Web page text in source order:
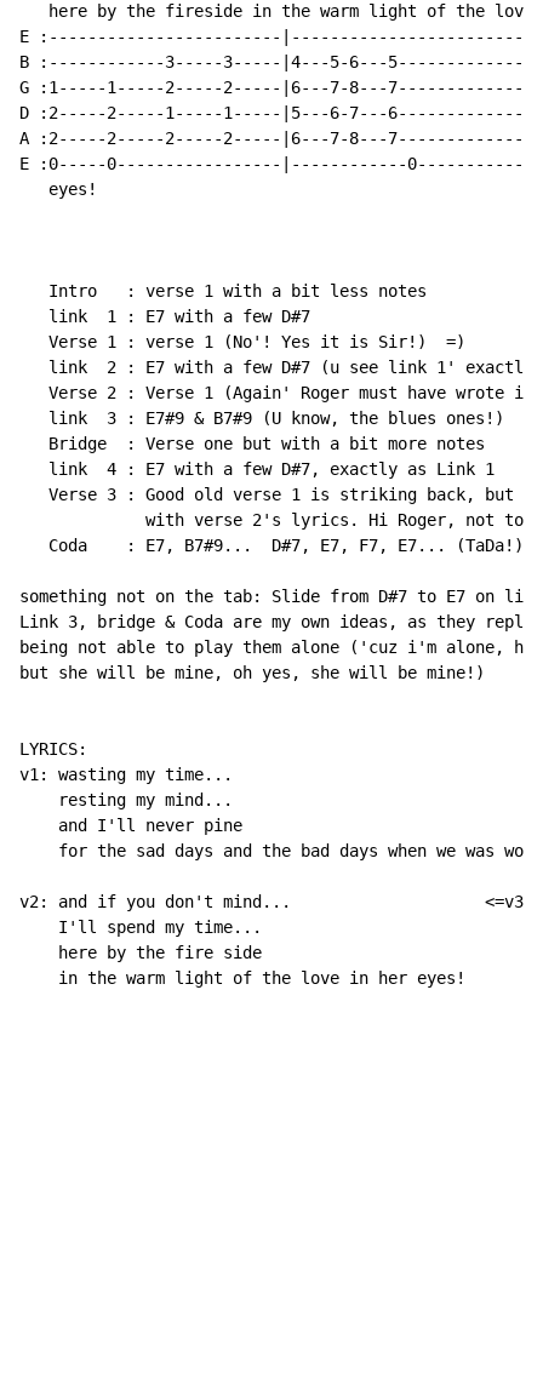
here by the fireside in the warm light of the love
E :------------------------|------------------------|
B :------------3-----3-----|4---5-6---5-------------|
G :1-----1-----2-----2-----|6---7-8---7-------------|
D :2-----2-----1-----1-----|5---6-7---6-------------|
A :2-----2-----2-----2-----|6---7-8---7-------------|
E :0-----0-----------------|------------0-----------|
   eyes!
   Intro   : verse 1 with a bit less notes
   link  1 : E7 with a few D#7
   Verse 1 : verse 1 (No'! Yes it is Sir!)  =)
link  2 : E7 with a few D#7 (u see link 1' exactly
   Verse 2 : Verse 1 (Again' Roger must have wrote it)
   link  3 : E7#9 & B7#9 (U know, the blues ones!)
   Bridge  : Verse one but with a bit more notes
   link  4 : E7 with a few D#7, exactly as Link 1
Verse 3 : Good old verse 1 is striking back, but
with verse 2's lyrics. Hi Roger, not too
   Coda    : E7, B7#9...  D#7, E7, F7, E7... (TaDa!)
something not on the tab: Slide from D#7 to E7 on
Link 3, bridge & Coda are my own ideas, as they
being not able to play them alone ('cuz i'm alone,
but she will be mine, oh yes, she will be mine!)
LYRICS:
v1: wasting my time...
resting my mind...
and I'll never pine
for the sad days and the bad days when we was
v2: and if you don't mind...                    <=v3
    I'll spend my time...
    here by the fire side
    in the warm light of the love in her eyes!